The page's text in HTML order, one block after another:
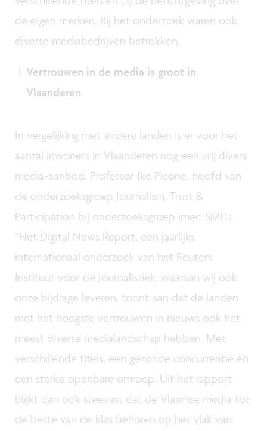
de eigen merken. Bij het onderzoek waren ook
diverse mediabedrijven betrokken.
Vertrouwen in de media is groot in
Vlaanderen
In vergelijking met andere landen is er voor het
aantal inwoners in Vlaanderen nog een vrij divers
media-aanbod. Professor Ike Picone, hoofd van
de onderzoeksgroep Journalism, Trust &
Participation bij onderzoeksgroep imec-SMIT:
“Het Digital News Report, een jaarlijks
internationaal onderzoek van het Reuters
Instituut voor de Journalistiek, waaraan wij ook
onze bijdrage leveren, toont aan dat de landen
met het hoogste vertrouwen in nieuws ook het
meest diverse medialandschap hebben. Met
verschillende titels, een gezonde concurrentie én
een sterke openbare omroep. Uit het rapport
blijkt dan ook steevast dat de Vlaamse media tot
de beste van de klas behoren op het vlak van